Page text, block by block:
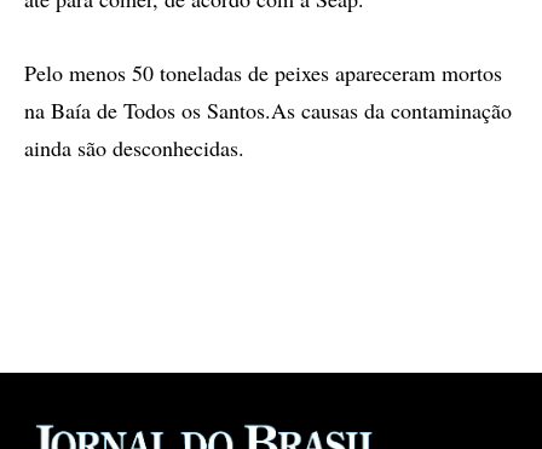
Pelo menos 50 toneladas de peixes apareceram mortos
na Baía de Todos os Santos.As causas da contaminação
ainda são desconhecidas.